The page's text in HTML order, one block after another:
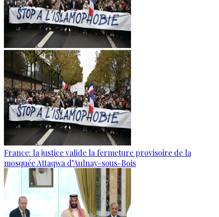
France: la justice valide la fermeture provisoire de la
mosquée Attaqwa d’Aulnay-sous-Bois